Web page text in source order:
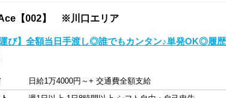
【002】 ※川口エリア
運び】全額当日手渡し◎誰でもカンタン♪単発OK◎履
日給1万4000円～+ 交通費全額支給